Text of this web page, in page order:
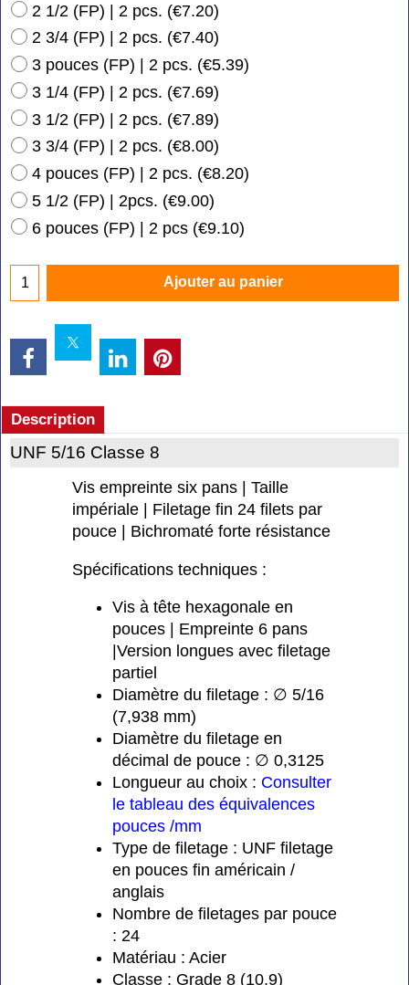
2 1/2 (FP) | 2 pcs. (€7.20)
2 3/4 (FP) | 2 pcs. (€7.40)
3 pouces (FP) | 2 pcs. (€5.39)
3 1/4 (FP) | 2 pcs. (€7.69)
3 1/2 (FP) | 2 pcs. (€7.89)
3 3/4 (FP) | 2 pcs. (€8.00)
4 pouces (FP) | 2 pcs. (€8.20)
5 1/2 (FP) | 2pcs. (€9.00)
6 pouces (FP) | 2 pcs (€9.10)
Ajouter au panier
Description
UNF 5/16 Classe 8
Vis empreinte six pans | Taille
impériale | Filetage fin 24 filets par
pouce | Bichromaté forte résistance
Spécifications techniques :
Vis à tête hexagonale en
pouces | Empreinte 6 pans
|Version longues avec filetage
partiel
Diamètre du filetage : ∅ 5/16
(7,938 mm)
Diamètre du filetage en
décimal de pouce : ∅ 0,3125
Longueur au choix : Consulter
le tableau des équivalences
pouces /mm
Type de filetage : UNF filetage
en pouces fin américain /
anglais
Nombre de filetages par pouce
: 24
Matériau : Acier
Classe : Grade 8 (10,9)